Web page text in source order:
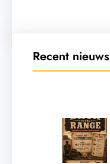
Recent nieuws